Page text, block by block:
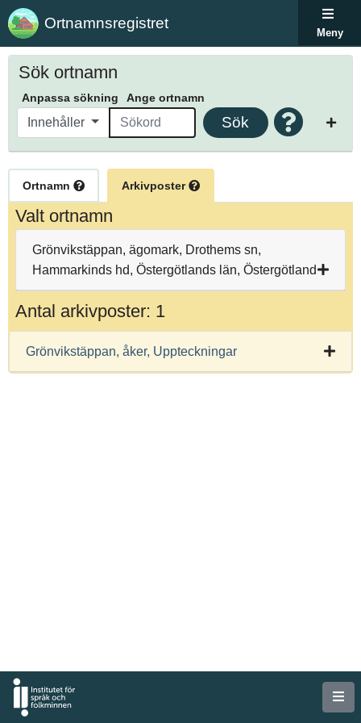
Ortnamnsregistret
Meny
Sök ortnamn
Anpassa sökning Ange ortnamn
Innehåller Sök
Ortnamn Arkivposter
Valt ortnamn
Grönvikstäppan, ägomark, Drothems sn,
Hammarkinds hd, Östergötlands län, Östergötland
Antal arkivposter: 1
Grönvikstäppan, åker, Uppteckningar